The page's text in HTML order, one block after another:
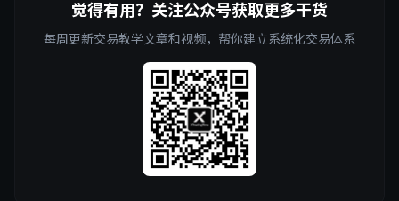
觉得有用？关注公众号获取更多干货
每周更新交易教学文章和视频，帮你建立系统化交易体系